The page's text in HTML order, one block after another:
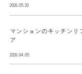
2026.05.20
マンションのキッチンリ
ア
2026.04.05